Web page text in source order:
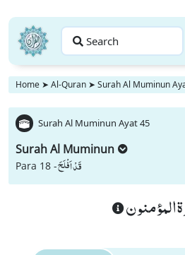
Search
Home ➤ Al-Quran ➤ Surah Al Muminun
Surah Al Muminun Ayat 45
Surah Al Muminun
Para 18 -قَدْ اَفْلَحَ
المؤمنون